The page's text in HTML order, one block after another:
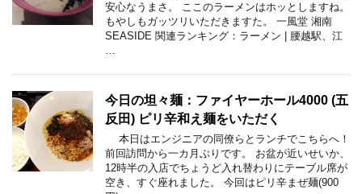
安心なうまさ。 ここのラーメンはホッとしますね。
もやしもガッツリいただきますた。 一風堂 湘南
SEASIDE 関連ランキング：ラーメン | 腰越駅、江
…
今日の坦々麺：ファイヤーホール4000 (五
反田) ピリ辛和え麺をいただく
本日はエンジニアの同僚らとランチでこちらへ！
前回訪問から一カ月ぶりです。 お盆が近いせいか、
12時半の入店でちょうど入れ替わりにテーブル席が
空き、すぐ座れました。 今回はピリ辛まぜ麺(900